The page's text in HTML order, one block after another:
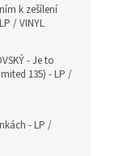
k zešílení
/ VINYL
- Je to
135) - LP /
- LP /